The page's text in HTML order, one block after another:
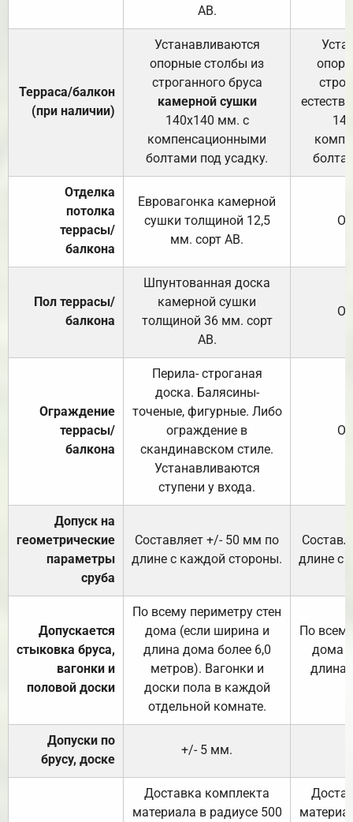
АВ.
Терраса/балкон
(при наличии)
Устанавливаются
опорные столбы из
строганного бруса
камерной сушки
140х140 мм. с
компенсационными
болтами под усадку.
Отделка
потолка
террасы/
балкона
Евровагонка камерной
сушки толщиной 12,5
мм. сорт АВ.
Пол террасы/
балкона
Шпунтованная доска
камерной сушки
толщиной 36 мм. сорт
АВ.
Ограждение
террасы/
балкона
Перила- строганая
доска. Балясины-
точеные, фигурные. Либо
ограждение в
скандинавском стиле.
Устанавливаются
ступени у входа.
Допуск на
геометрические
параметры
сруба
Составляет +/- 50 мм по
длине с каждой стороны.
длине с
Допускается
стыковка бруса,
вагонки и
половой доски
По всему периметру стен
дома (если ширина и
длина дома более 6,0
метров). Вагонки и
доски пола в каждой
отдельной комнате.
По
дома
длина
Допуски по
брусу, доске
+/- 5 мм.
Доставка комплекта
материала в радиусе 500